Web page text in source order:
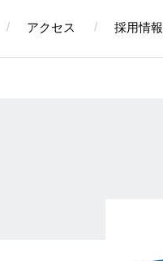
アクセス 採用情報